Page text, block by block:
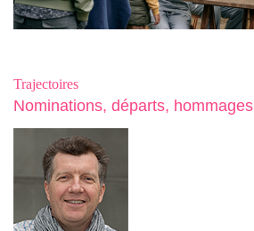
Trajectoires
Nominations, départs, hommages